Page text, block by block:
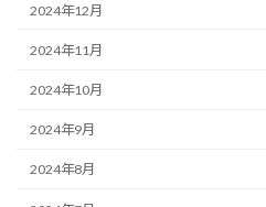
2024年12月
2024年11月
2024年10月
2024年9月
2024年8月